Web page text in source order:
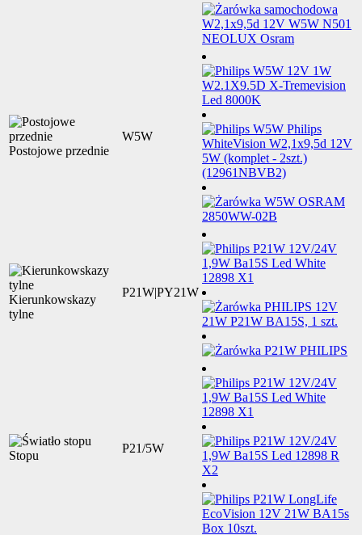
Postojowe przednie
W5W
Kierunkowskazy
tylne
P21W|PY21W
Stopu
P21/5W